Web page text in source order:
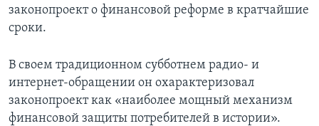
поискДИСКУССИЯ VOA
НЬЮ-ЙОРК NEW YORK
АМЕРИКА. БОЛЬШОЕ ПУТЕШЕСТВИЕ
АРТЕФАКТЫ
ТЕСТЫ
ЗА СВОБОДУ ПРЕССЫ
ВИДЕО
ПОДПИСКА НА НОВОСТИ
законопроект о финансовой реформе в кратчайшие
сроки.
В своем традиционном субботнем радио- и
интернет-обращении он охарактеризовал
законопроект как «наиболее мощный механизм
финансовой защиты потребителей в истории».